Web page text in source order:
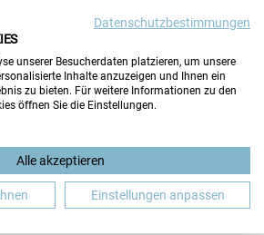
BEWERBUNG
Datenschutzbestimmungen
unserer Besucherdaten platzieren, um unsere
Inhalte anzuzeigen und Ihnen ein
zu bieten. Für weitere Informationen zu den
öffnen Sie die Einstellungen.
Alle akzeptieren
Einstellungen anpassen